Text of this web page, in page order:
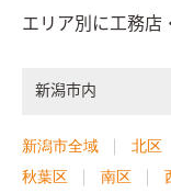
エリア別に工務店
新潟市内
新潟市全域 北区
秋葉区
南区